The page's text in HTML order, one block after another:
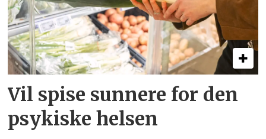
Vil spise sunnere for den
psykiske helsen